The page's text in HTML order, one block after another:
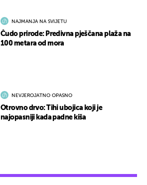
NAJMANJA NA SVIJETU
Čudo prirode: Predivna pješčana plaža na
100 metara od mora
NEVJEROJATNO OPASNO
Otrovno drvo: Tihi ubojica koji je
najopasniji kada padne kiša